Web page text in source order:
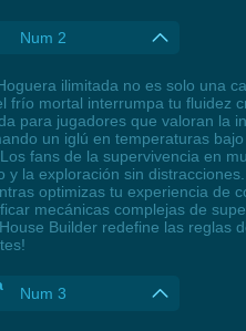
Num 2
ilimitada no es solo una
frío mortal interrumpa tu fluidez
para jugadores que valoran la
un iglú en temperaturas
fans de la supervivencia en
y la exploración sin
optimizas tu experiencia de
mecánicas complejas de
Builder redefine las reglas
Num 3